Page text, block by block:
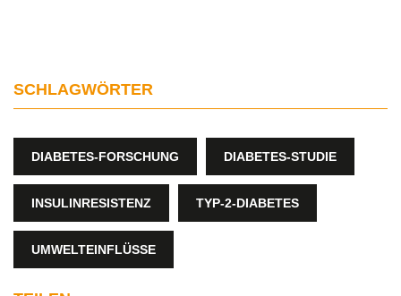
SCHLAGWÖRTER
DIABETES-FORSCHUNG DIABETES-STUDIE
INSULINRESISTENZ TYP-2-DIABETES
UMWELTEINFLÜSSE